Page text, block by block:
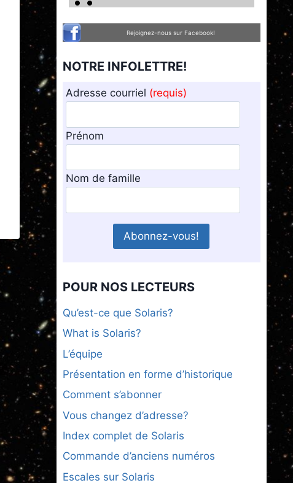
Rejoignez-nous sur Facebook!
NOTRE INFOLETTRE!
Adresse courriel (requis)
Prénom
Nom de famille
POUR NOS LECTEURS
Qu’est-ce que Solaris?
What is Solaris?
L’équipe
Présentation en forme d’historique
Comment s’abonner
Vous changez d’adresse?
Index complet de Solaris
Commande d’anciens numéros
Escales sur Solaris